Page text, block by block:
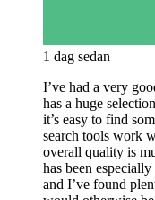
1 dag sedan
I’ve had a very
has a huge
it’s easy to find
search tools work
overall quality is
has been
and I’ve found